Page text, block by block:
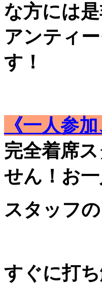
な方には
アンティ
す！
《一人参
完全着席
せん！お
スタッフ
すぐに打